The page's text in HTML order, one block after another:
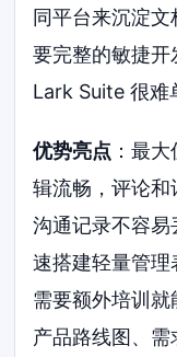
同平台来沉淀
要完整的敏捷开
Lark Suite 很难
优势亮点 ：最
辑流畅，评论和
沟通记录不容
速搭建轻量管
需要额外培训
产品路线图、需